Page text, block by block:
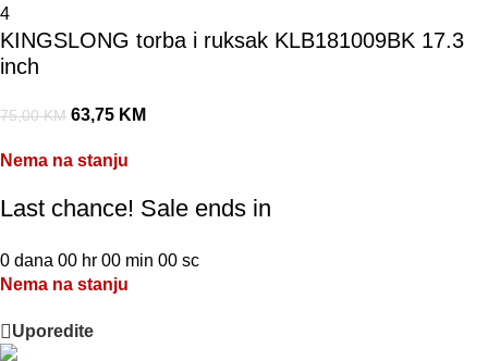
KINGSLONG torba i ruksak KLB181009BK 17.3
inch
75,00KM 63,75 KM
Nema na stanju
Last chance! Sale ends in
0 dana 00 hr 00 min 00 sc
Nema na stanju
Uporedite